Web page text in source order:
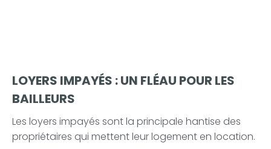
LOYERS IMPAYÉS : UN FLÉAU POUR LES
BAILLEURS
Les loyers impayés sont la principale hantise des
propriétaires qui mettent leur logement en location.